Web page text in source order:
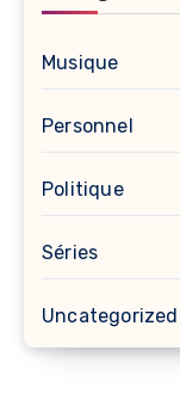
Musique
Personnel
Politique
Séries
Uncategorized